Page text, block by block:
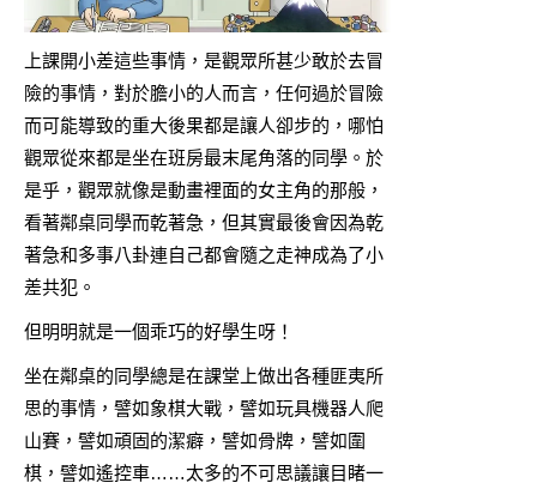
上課開小差這些事情，是觀眾所甚少敢於去冒
險的事情，對於膽小的人而言，任何過於冒險
而可能導致的重大後果都是讓人卻步的，哪怕
觀眾從來都是坐在班房最末尾角落的同學。於
是乎，觀眾就像是動畫裡面的女主角的那般，
看著鄰桌同學而乾著急，但其實最後會因為乾
著急和多事八卦連自己都會隨之走神成為了小
差共犯。
但明明就是一個乖巧的好學生呀！
坐在鄰桌的同學總是在課堂上做出各種匪夷所
思的事情，譬如象棋大戰，譬如玩具機器人爬
山賽，譬如頑固的潔癖，譬如骨牌，譬如圍
棋，譬如遙控車……太多的不可思議讓目睹一